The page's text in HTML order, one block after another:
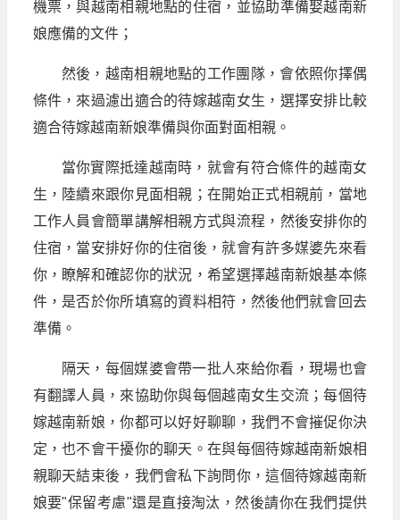
機票，與越南相親地點的住宿，並協助準備娶越南新
娘應備的文件；
然後，越南相親地點的工作團隊，會依照你擇偶
條件，來過濾出適合的待嫁越南女生，選擇安排比較
適合待嫁越南新娘準備與你面對面相親。
當你實際抵達越南時，就會有符合條件的越南女
生，陸續來跟你見面相親；在開始正式相親前，當地
工作人員會簡單講解相親方式與流程，然後安排你的
住宿，當安排好你的住宿後，就會有許多媒婆先來看
你，瞭解和確認你的狀況，希望選擇越南新娘基本條
件，是否於你所填寫的資料相符，然後他們就會回去
準備。
隔天，每個媒婆會帶一批人來給你看，現場也會
有翻譯人員，來協助你與每個越南女生交流；每個待
嫁越南新娘，你都可以好好聊聊，我們不會摧促你決
定，也不會干擾你的聊天。在與每個待嫁越南新娘相
親聊天結束後，我們會私下詢問你，這個待嫁越南新
娘要"保留考慮"還是直接淘汰，然後請你在我們提供